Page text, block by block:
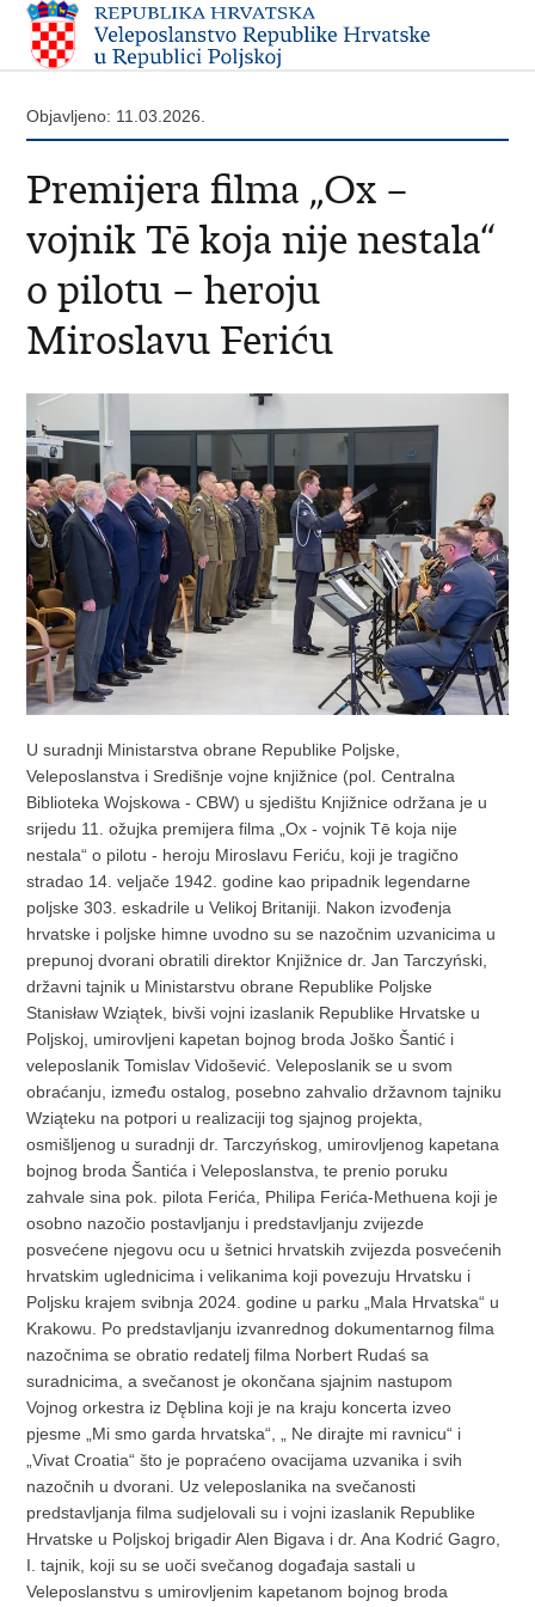
Objavljeno: 11.03.2026.
Premijera filma „Ox –
vojnik Tē koja nije nestala“
o pilotu – heroju
Miroslavu Feriću
U suradnji Ministarstva obrane Republike Poljske,
Veleposlanstva i Središnje vojne knjižnice (pol. Centralna
Biblioteka Wojskowa - CBW) u sjedištu Knjižnice održana je u
srijedu 11. ožujka premijera filma „Ox - vojnik Tē koja nije
nestala“ o pilotu - heroju Miroslavu Feriću, koji je tragično
stradao 14. veljače 1942. godine kao pripadnik legendarne
poljske 303. eskadrile u Velikoj Britaniji. Nakon izvođenja
hrvatske i poljske himne uvodno su se nazočnim uzvanicima u
prepunoj dvorani obratili direktor Knjižnice dr. Jan Tarczyński,
državni tajnik u Ministarstvu obrane Republike Poljske
Stanisław Wziątek, bivši vojni izaslanik Republike Hrvatske u
Poljskoj, umirovljeni kapetan bojnog broda Joško Šantić i
veleposlanik Tomislav Vidošević. Veleposlanik se u svom
obraćanju, između ostalog, posebno zahvalio državnom tajniku
Wziąteku na potpori u realizaciji tog sjajnog projekta,
osmišljenog u suradnji dr. Tarczyńskog, umirovljenog kapetana
bojnog broda Šantića i Veleposlanstva, te prenio poruku
zahvale sina pok. pilota Ferića, Philipa Ferića-Methuena koji je
osobno nazočio postavljanju i predstavljanju zvijezde
posvećene njegovu ocu u šetnici hrvatskih zvijezda posvećenih
hrvatskim uglednicima i velikanima koji povezuju Hrvatsku i
Poljsku krajem svibnja 2024. godine u parku „Mala Hrvatska“ u
Krakowu. Po predstavljanju izvanrednog dokumentarnog filma
nazočnima se obratio redatelj filma Norbert Rudaś sa
suradnicima, a svečanost je okončana sjajnim nastupom
Vojnog orkestra iz Dęblina koji je na kraju koncerta izveo
pjesme „Mi smo garda hrvatska“, „ Ne dirajte mi ravnicu“ i
„Vivat Croatia“ što je popraćeno ovacijama uzvanika i svih
nazočnih u dvorani. Uz veleposlanika na svečanosti
predstavljanja filma sudjelovali su i vojni izaslanik Republike
Hrvatske u Poljskoj brigadir Alen Bigava i dr. Ana Kodrić Gagro,
I. tajnik, koji su se uoči svečanog događaja sastali u
Veleposlanstvu s umirovljenim kapetanom bojnog broda